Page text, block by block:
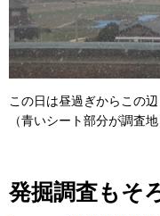
この日は昼過ぎからこの
（青いシート部分が調査地
発掘調査もそ